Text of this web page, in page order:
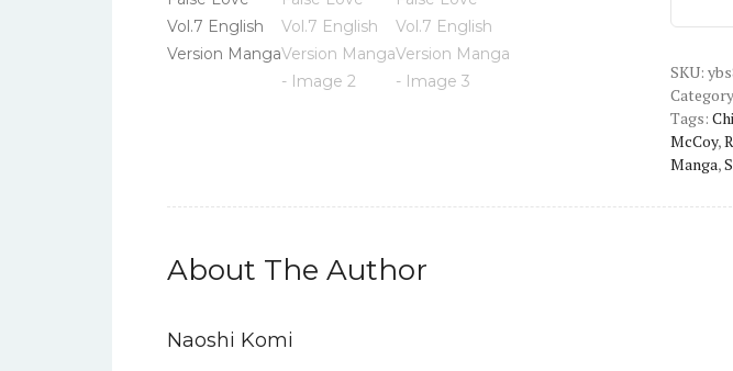
SKU:
Tags:
McCoy,
Manga,
About The Author
Naoshi Komi